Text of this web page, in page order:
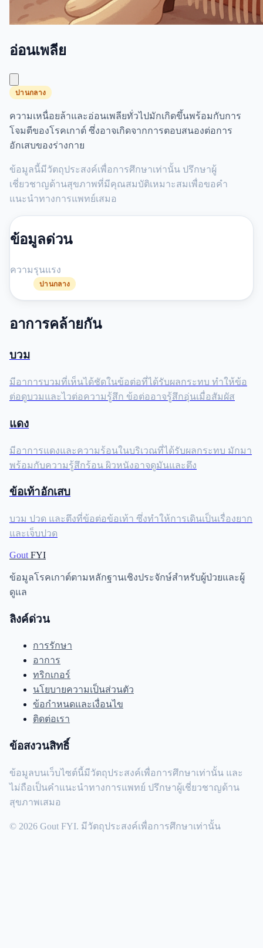
อ่อนเพลีย
ปานกลาง
ความเหนื่อยล้าและอ่อนเพลียทั่วไปมักเกิดขึ้นพร้อมกับการ
โจมตีของโรคเกาต์ ซึ่งอาจเกิดจากการตอบสนองต่อการ
อักเสบของร่างกาย
ข้อมูลนี้มีวัตถุประสงค์เพื่อการศึกษาเท่านั้น ปรึกษาผู้
เชี่ยวชาญด้านสุขภาพที่มีคุณสมบัติเหมาะสมเพื่อขอคำ
แนะนำทางการแพทย์เสมอ
ข้อมูลด่วน
ความรุนแรง
ปานกลาง
อาการคล้ายกัน
บวม
มีอาการบวมที่เห็นได้ชัดในข้อต่อที่ได้รับผลกระทบ ทำให้ข้อ
ต่อดูบวมและไวต่อความรู้สึก ข้อต่ออาจรู้สึกอุ่นเมื่อสัมผัส
แดง
มีอาการแดงและความร้อนในบริเวณที่ได้รับผลกระทบ มักมา
พร้อมกับความรู้สึกร้อน ผิวหนังอาจดูมันและตึง
ข้อเท้าอักเสบ
บวม ปวด และตึงที่ข้อต่อข้อเท้า ซึ่งทำให้การเดินเป็นเรื่องยาก
และเจ็บปวด
Gout FYI
ข้อมูลโรคเกาต์ตามหลักฐานเชิงประจักษ์สำหรับผู้ป่วยและผู้
ดูแล
ลิงค์ด่วน
การรักษา
อาการ
ทริกเกอร์
นโยบายความเป็นส่วนตัว
ข้อกำหนดและเงื่อนไข
ติดต่อเรา
ข้อสงวนสิทธิ์
ข้อมูลบนเว็บไซต์นี้มีวัตถุประสงค์เพื่อการศึกษาเท่านั้น และ
ไม่ถือเป็นคำแนะนำทางการแพทย์ ปรึกษาผู้เชี่ยวชาญด้าน
สุขภาพเสมอ
© 2026 Gout FYI. มีวัตถุประสงค์เพื่อการศึกษาเท่านั้น